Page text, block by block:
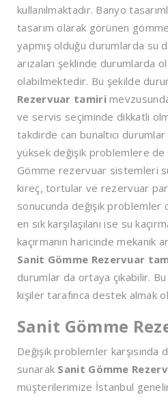
kullanılmaktadır. Banyo
tasarım olarak görünen
yapmış olduğu durumlarda su
arızaları şeklinde durumlarda
olabilmektedir. Bu şekilde
Rezervuar tamiri
ve servis seçiminde dikkatli
takdirde can bunaltıcı
yüksek değişik problemlere de
Gömme rezervuar sistemleri
kireç, tortular ve rezervuar
sonucunda değişik problemler
en sık karşılaşılanı ise su
kaçırmanın haricinde mekanik
Sanit Gömme Rezervuar
durumlar da ortaya çıkabilir.
kişiler tarafınca destek almak
Sanit Gömme
Değişik problemler karşısında
sunarak Sanit Gömme
müşterilerimize İstanbul